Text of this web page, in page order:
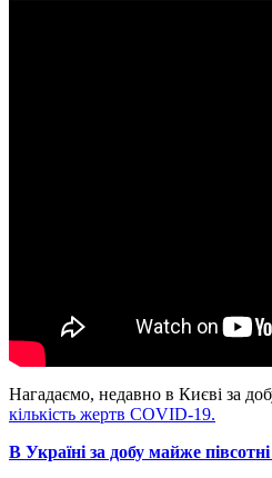
Нагадаємо, недавно в Києві за
кількість жертв COVID-19.
В Україні за добу майже